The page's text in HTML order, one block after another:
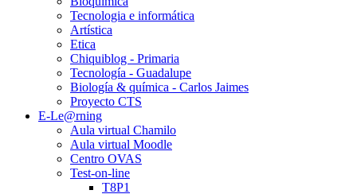
Tecnologia e informática
Artística
Etica
Chiquiblog - Primaria
Tecnología - Guadalupe
Biología & química - Carlos Jaimes
Proyecto CTS
E-Le@rning
Aula virtual Chamilo
Aula virtual Moodle
Centro OVAS
Test-on-line
T8P1